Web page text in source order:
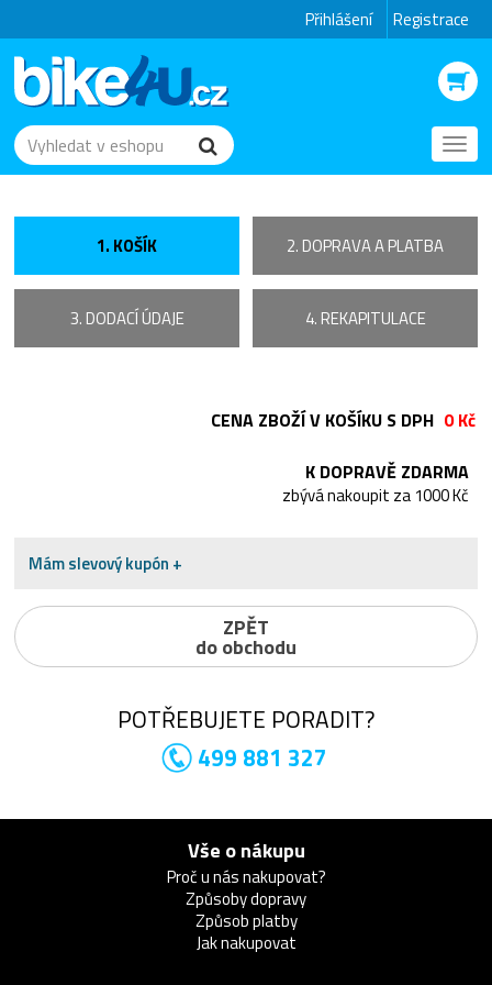
Přihlášení Registrace
1. KOŠÍK 2. DOPRAVA A PLATBA
3. DODACÍ ÚDAJE 4. REKAPITULACE
K DOPRAVĚ ZDARMA
zbývá nakoupit za 1000 Kč
CENA ZBOŽÍ V KOŠÍKU S DPH 0 Kč
Mám slevový kupón +
ZPĚT
do obchodu
POTŘEBUJETE PORADIT?
499 881 327
Vše o nákupu
Proč u nás nakupovat?
Způsoby dopravy
Způsob platby
Jak nakupovat